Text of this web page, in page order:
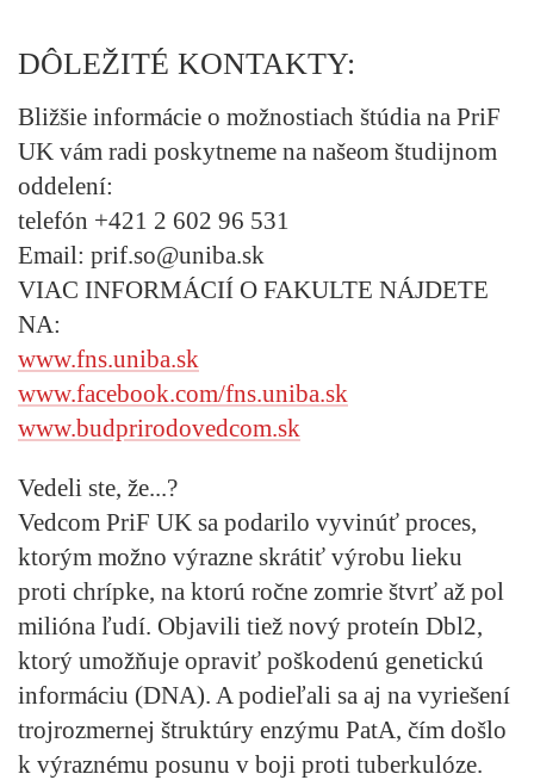
DÔLEŽITÉ KONTAKTY:
Bližšie informácie o možnostiach štúdia na PriF
UK vám radi poskytneme na našeom študijnom
oddelení:
telefón +421 2 602 96 531
Email: prif.so@uniba.sk
VIAC INFORMÁCIÍ O FAKULTE NÁJDETE
NA:
www.fns.uniba.sk
www.facebook.com/fns.uniba.sk
www.budprirodovedcom.sk
Vedeli ste, že...?
Vedcom PriF UK sa podarilo vyvinúť proces,
ktorým možno výrazne skrátiť výrobu lieku
proti chrípke, na ktorú ročne zomrie štvrť až pol
milióna ľudí. Objavili tiež nový proteín Dbl2,
ktorý umožňuje opraviť poškodenú genetickú
informáciu (DNA). A podieľali sa aj na vyriešení
trojrozmernej štruktúry enzýmu PatA, čím došlo
k výraznému posunu v boji proti tuberkulóze.